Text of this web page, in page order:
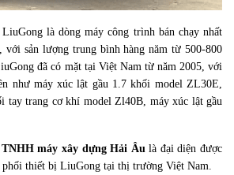
là dòng máy công trình bán chạy nhất
sản lượng trung bình hàng năm từ 500-800
đã có mặt tại Việt Nam từ năm 2005, với
như máy xúc lật gầu 1.7 khối model ZL30E,
tay trang cơ khí model Zl40B, máy xúc lật gầu
máy xây dựng Hải Âu là đại diện được
phối thiết bị LiuGong tại thị trường Việt Nam.